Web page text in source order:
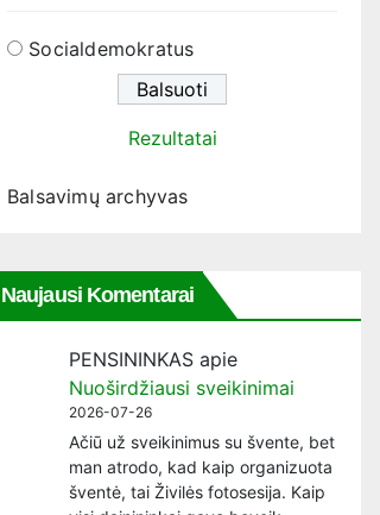
Socialdemokratus
Rezultatai
Balsavimų archyvas
Naujausi Komentarai
PENSININKAS apie
Nuoširdžiausi sveikinimai
2026-07-26
Ačiū už sveikinimus su švente, bet
man atrodo, kad kaip organizuota
šventė, tai Živilės fotosesija. Kaip